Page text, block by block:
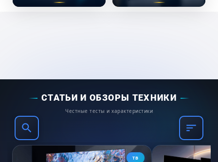
СТАТЬИ И ОБЗОРЫ ТЕХНИКИ
Честные тесты и характеристики
ТВ